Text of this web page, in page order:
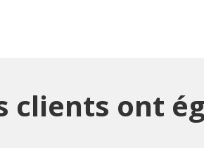
clients ont